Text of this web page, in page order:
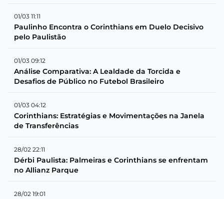
01/03 11:11
Paulinho Encontra o Corinthians em Duelo Decisivo
pelo Paulistão
01/03 09:12
Análise Comparativa: A Lealdade da Torcida e
Desafios de Público no Futebol Brasileiro
01/03 04:12
Corinthians: Estratégias e Movimentações na Janela
de Transferências
28/02 22:11
Dérbi Paulista: Palmeiras e Corinthians se enfrentam
no Allianz Parque
28/02 19:01